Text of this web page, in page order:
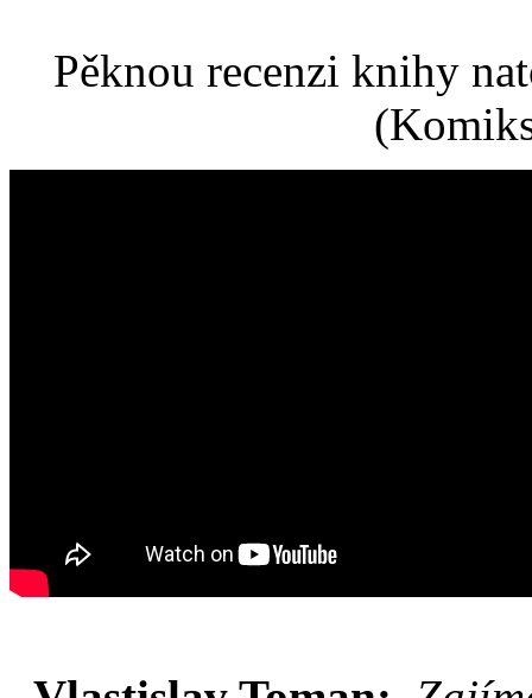
Pěknou recenzi knihy